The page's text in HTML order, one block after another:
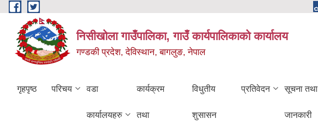
Skip to main content
निसीखोला गाउँपालिका, गाउँ कार्यपालिकाको कार्यालय
गण्डकी प्रदेश, देविस्थान, बागलुङ, नेपाल
गृहपृष्ठ परिचय वडा
कार्यालयहरु
कार्यक्रम
तथा
विधुतीय
शुसासन
प्रतिवेदन सूचना तथा
जानकारी